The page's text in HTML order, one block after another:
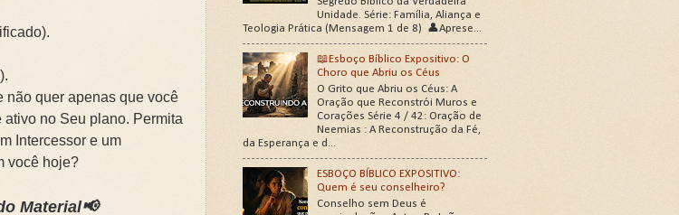
não quer apenas que você
no Seu plano. Permita
Intercessor e um
você hoje?
Material📢
Unidade. Série: Família, Aliança e
Teologia Prática (Mensagem 1 de 8) 👤Aprese...
📖Esboço Bíblico Expositivo: O
Choro que Abriu os Céus
O Grito que Abriu os Céus: A
Oração que Reconstrói Muros e
Corações Série 4 / 42: Oração de
Neemias : A Reconstrução da Fé,
da Esperança e d...
ESBOÇO BÍBLICO EXPOSITIVO:
Quem é seu conselheiro?
Conselho sem Deus é